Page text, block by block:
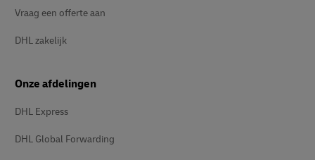
Vraag een offerte aan
DHL zakelijk
Onze afdelingen
DHL Express
DHL Global Forwarding